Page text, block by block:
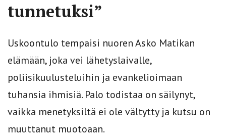
tunnetuksi”
Uskoontulo tempaisi nuoren Asko Matikan
elämään, joka vei lähetyslaivalle,
poliisikuulusteluihin ja evankelioimaan
tuhansia ihmisiä. Palo todistaa on säilynyt,
vaikka menetyksiltä ei ole vältytty ja kutsu on
muuttanut muotoaan.